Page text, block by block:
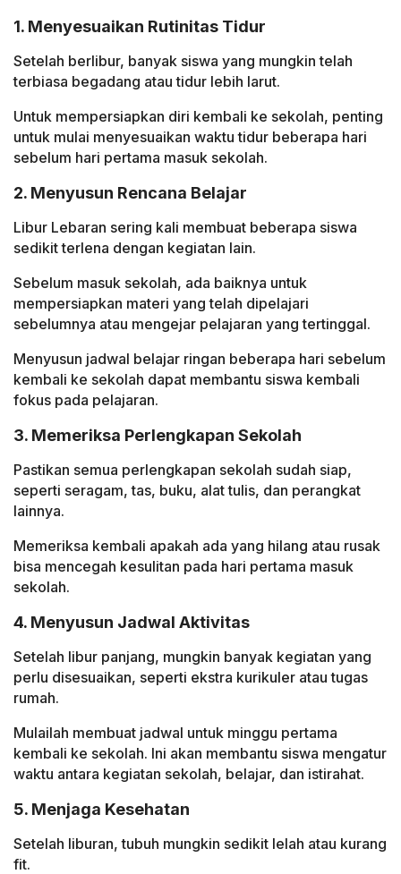
1. Menyesuaikan Rutinitas Tidur
Setelah berlibur, banyak siswa yang mungkin telah
terbiasa begadang atau tidur lebih larut.
Untuk mempersiapkan diri kembali ke sekolah, penting
untuk mulai menyesuaikan waktu tidur beberapa hari
sebelum hari pertama masuk sekolah.
2. Menyusun Rencana Belajar
Libur Lebaran sering kali membuat beberapa siswa
sedikit terlena dengan kegiatan lain.
Sebelum masuk sekolah, ada baiknya untuk
mempersiapkan materi yang telah dipelajari
sebelumnya atau mengejar pelajaran yang tertinggal.
Menyusun jadwal belajar ringan beberapa hari sebelum
kembali ke sekolah dapat membantu siswa kembali
fokus pada pelajaran.
3. Memeriksa Perlengkapan Sekolah
Pastikan semua perlengkapan sekolah sudah siap,
seperti seragam, tas, buku, alat tulis, dan perangkat
lainnya.
Memeriksa kembali apakah ada yang hilang atau rusak
bisa mencegah kesulitan pada hari pertama masuk
sekolah.
4. Menyusun Jadwal Aktivitas
Setelah libur panjang, mungkin banyak kegiatan yang
perlu disesuaikan, seperti ekstra kurikuler atau tugas
rumah.
Mulailah membuat jadwal untuk minggu pertama
kembali ke sekolah. Ini akan membantu siswa mengatur
waktu antara kegiatan sekolah, belajar, dan istirahat.
5. Menjaga Kesehatan
Setelah liburan, tubuh mungkin sedikit lelah atau kurang
fit.